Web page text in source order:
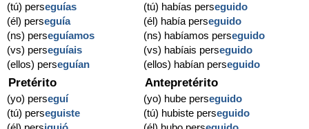
(tú) perseguías
(él) perseguía
(ns) perseguíamos
(vs) perseguíais
(ellos) perseguían
(tú) habías perseguido
(él) había perseguido
(ns) habíamos perseguido
(vs) habíais perseguido
(ellos) habían perseguido
Pretérito
(yo) perseguí
(tú) perseguiste
Antepretérito
(yo) hube perseguido
(tú) hubiste perseguido